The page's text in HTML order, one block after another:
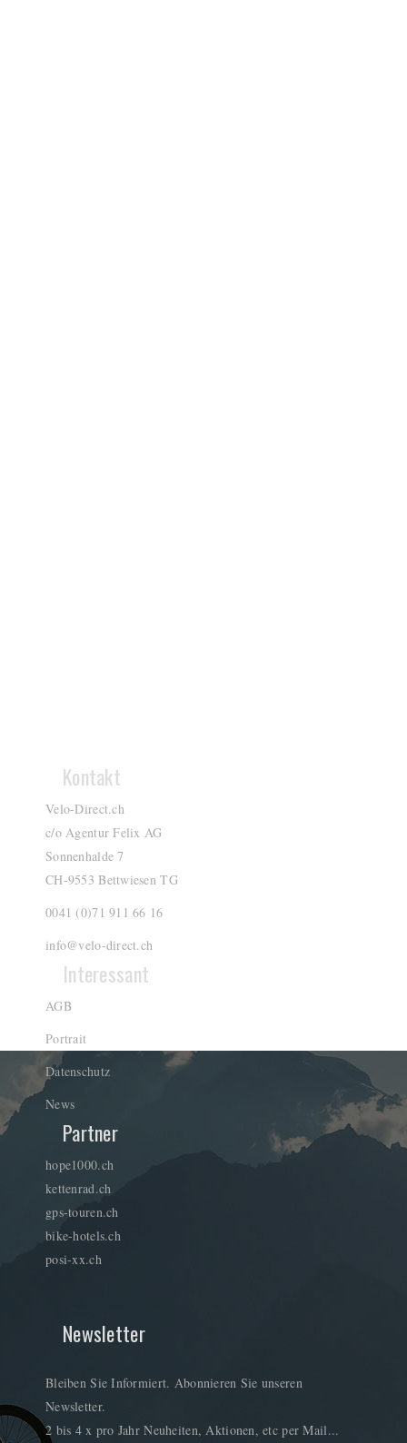
Kontakt
Velo-Direct.ch
c/o Agentur Felix AG
Sonnenhalde 7
CH-9553 Bettwiesen TG
0041 (0)71 911 66 16
info@velo-direct.ch
Interessant
AGB
Portrait
Datenschutz
News
Partner
hope1000.ch
kettenrad.ch
gps-touren.ch
bike-hotels.ch
posi-xx.ch
Newsletter
Bleiben Sie Informiert. Abonnieren Sie unseren
Newsletter.
2 bis 4 x pro Jahr Neuheiten, Aktionen, etc per Mail...